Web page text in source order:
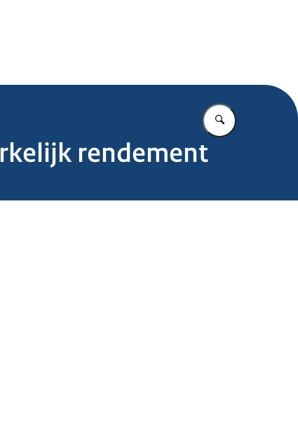
Vul in wat u
rendement